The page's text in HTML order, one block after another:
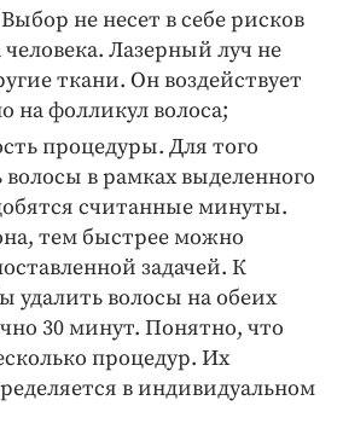
не несет в себе рисков
Лазерный луч не
ткани. Он воздействует
на фолликул волоса;
процедуры. Для того
в рамках выделенного
считанные минуты.
тем быстрее можно
задачей. К
удалить волосы на обеих
30 минут. Понятно, что
процедур. Их
в индивидуальном